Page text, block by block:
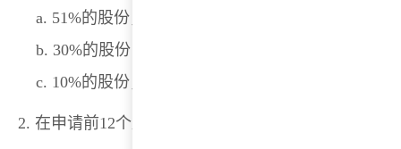
a. 51%的股份，年营业额可低于40万澳元
b. 30%的股份，年营业额必高于40万澳元
c. 10%的股份，为上市公司
2. 在申请前12个月中，须满足下列3个条件中的2个